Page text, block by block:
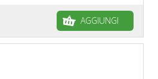
AGGIUNGI